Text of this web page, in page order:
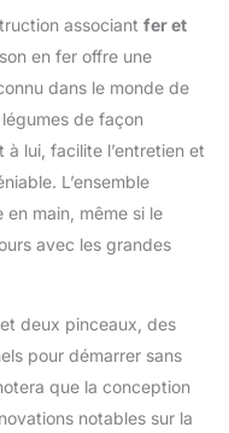
associant fer et
en fer offre une
dans le monde de
de façon
lui, facilite l’entretien et
L’ensemble
main, même si le
avec les grandes
deux pinceaux, des
pour démarrer sans
que la conception
notables sur la